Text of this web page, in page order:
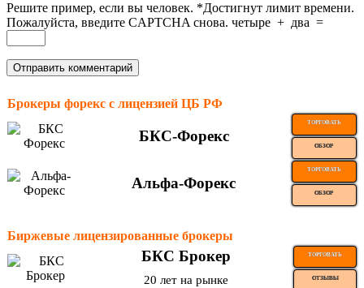
Решите пример, если вы человек. *Достигнут лимит времени.
Пожалуйста, введите CAPTCHA снова. четыре + два =
Брокеры форекс с лицензией ЦБ РФ
БКС-Форекс
ТОРГОВАТЬ
ОБЗОР
Альфа-Форекс
ТОРГОВАТЬ
ОБЗОР
Биржевые лицензированные брокеры
БКС Брокер ТОРГОВАТЬ
20 лет на рынке ОТЗЫВЫ